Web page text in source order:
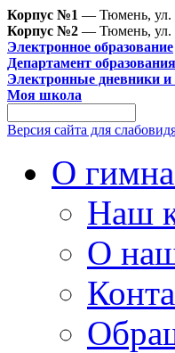
Корпус №1 — Тюмень, ул.
Корпус №2 — Тюмень, ул.
Электронное образование
Департамент
Электронные дневники
Моя школа
Версия сайта для
О
Наш
О